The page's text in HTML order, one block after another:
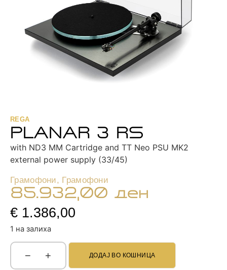
REGA
PLANAR 3 RS
with ND3 MM Cartridge and TT Neo PSU MK2
external power supply (33/45)
Грамофони, Грамофони
85.932,00 ден
€ 1.386,00
1 на залиха
− + ДОДАЈ ВО КОШНИЦА